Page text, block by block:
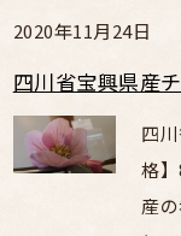
2020年11月24日
四川省宝興県産
四
格
産